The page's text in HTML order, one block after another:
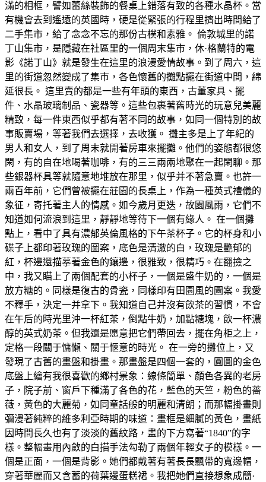
滿的相框，譬如蕾絲裝飾的餐桌上錯落有致的各種水晶杯。當
有機會去到遙遠的英國時，硬是從緊張的行程里擠出時間給了
二手集市，給了念念不忘的那份古樸和素雅。 倫敦城里的諾
丁山集市，是隱藏在社區里的一個周末集市，休·格蘭特的電
影《諾丁山》就是發生在這里的浪漫愛情故事。到了周六，這
里的街道忽然變成了集市，各色懷舊的攤點擺在街道中間，綿
延很長。 這里賣的都是一些有年頭的東西，古董家具、擺
件、水晶玻璃制品、瓷器等。這些包裹著舊時光的玩意兒美麗
精致，每一件東西似乎都有著不同的故事，如同一個特別的故
事販賣場，等著我們去選擇，去收獲。 攤主多是上了年紀的
男人和女人，到了周末就開著房車來擺攤。他們的姿態都很悠
閑，有的自在地喝著咖啡，有的三三兩兩地聚在一起閑聊。那
些銀器杯具等就隨意地堆放在那里，似乎并不著急賣。也許一
兩百年前，它們曾被擺在莊園的長桌上，作為一種英式禮儀的
象征，寄托著主人的情感。如今歲月更迭，故園風雨，它們不
知道如何流浪到這里，靜靜地等待下一個有緣人。 在一個攤
點上，看中了具有濃郁英倫風格的下午茶杯子。它的杯身和小
碟子上都印著玫瑰的圖案，底色是清澈的白，玫瑰是艷郁的
紅，杯邊還描摹著金色的鑲邊，很雅致，很精巧。在翻撿之
中，我又瞄上了兩個配套的小杯子，一個是盛牛奶的，一個是
放方糖的。同樣是復古的骨瓷，同樣印有田園風的圖案。我愛
不釋手，決定一并拿下。我知道自己并沒有飲茶的習慣，不會
在午后的時光里沖一杯紅茶，倒點牛奶，加點糖塊，飲一杯濃
醇的英式奶茶。但我還是愿意把它們帶回去，擺在角柜之上，
定格一段關于慵懶、關于愜意的時光。 在一旁的攤位上，又
發現了古舊的畫盤和掛畫。那畫盤是四個一套的，圓圓的金色
底盤上繪有我很喜歡的鄉村景象：線條簡單、顏色各異的老房
子，院子前、窗戶下種滿了各色的花，藍色的天竺，粉色的薔
薇，黃色的大麗菊，如同童話般的明麗和清朗；而那幅掛畫則
彌漫著純粹的維多利亞時期的味道：畫框是細膩的黃色，畫紙
因時間長久也有了淡淡的舊紋路，畫的下方寫著“1840”的字
樣。整幅畫用內斂的白描手法勾勒了兩個年輕女子的模樣。一
個是正面，一個是背影。她們都戴著有著長長飄帶的寬邊帽，
穿著華麗而又含蓄的荷葉邊蛋糕裙。我把她們直接想象成簡·